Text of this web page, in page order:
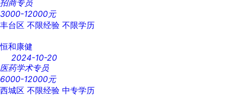
招商专员
3000-12000元
丰台区 不限经验 不限学历
恒和康健
2024-10-20
医药学术专员
6000-12000元
西城区 不限经验 中专学历